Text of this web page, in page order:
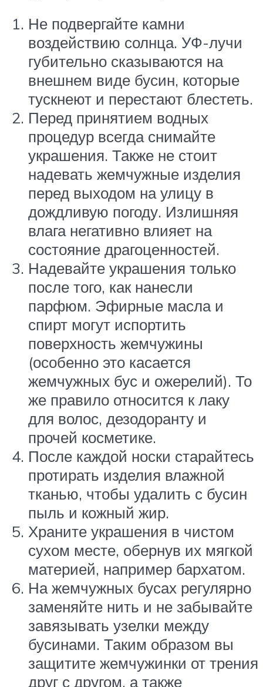
Не подвергайте камни
воздействию солнца. УФ-лучи
губительно сказываются на
внешнем виде бусин, которые
тускнеют и перестают блестеть.
Перед принятием водных
процедур всегда снимайте
украшения. Также не стоит
надевать жемчужные изделия
перед выходом на улицу в
дождливую погоду. Излишняя
влага негативно влияет на
состояние драгоценностей.
Надевайте украшения только
после того, как нанесли
парфюм. Эфирные масла и
спирт могут испортить
поверхность жемчужины
(особенно это касается
жемчужных бус и ожерелий). То
же правило относится к лаку
для волос, дезодоранту и
прочей косметике.
После каждой носки старайтесь
протирать изделия влажной
тканью, чтобы удалить с бусин
пыль и кожный жир.
Храните украшения в чистом
сухом месте, обернув их мягкой
материей, например бархатом.
На жемчужных бусах регулярно
заменяйте нить и не забывайте
завязывать узелки между
бусинами. Таким образом вы
защитите жемчужинки от трения
друг с другом, а также